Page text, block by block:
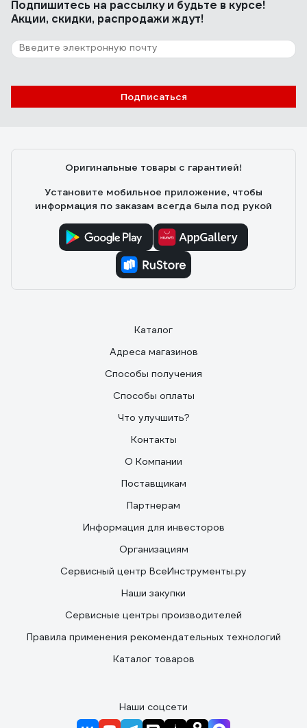
Подпишитесь на рассылкуи будьте в курсе!
Акции, скидки, распродажи ждут!
Подписаться
Оригинальные товары с гарантией!
Установите мобильное приложение, чтобы
информация по заказам всегда была под рукой
Каталог
Адреса магазинов
Способы получения
Способы оплаты
Что улучшить?
Контакты
О Компании
Поставщикам
Партнерам
Информация для инвесторов
Организациям
Сервисный центр ВсеИнструменты.ру
Наши закупки
Сервисные центры производителей
Правила применения рекомендательных технологий
Каталог товаров
Наши соцсети